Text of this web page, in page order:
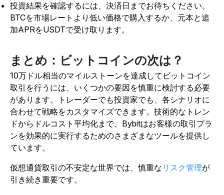
投資結果を確認するには、決済日までお待ちください。
BTCを市場レートより低い価格で購入するか、元本と追
加APRをUSDTで受け取ります。
まとめ：ビットコインの次は？
10万ドル相当のマイルストーンを達成してビットコイン
取引を行うには、いくつかの要因を慎重に検討する必要
があります。トレーダーでも投資家でも、各シナリオに
合わせて戦略をカスタマイズできます。技術的なトレン
ドからドルコスト平均化まで、Bybitはお客様の取引プラ
ンを効果的に実行するためのさまざまなツールを提供し
ています。
仮想通貨取引の不安定な世界では、慎重な リスク管理が
引き続き重要です。